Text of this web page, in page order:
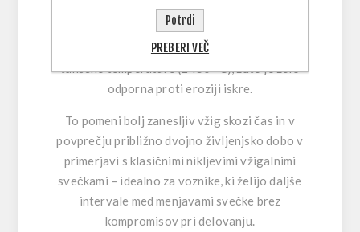
ponudbi. Na sredinski elektrodi uporablja
lasersko zvarjeno konico iz iridijeve zlitine,
izbrano zaradi izjemne trdote in zelo visoke
tališčne temperature (2450 °C), zato je zelo
odporna proti eroziji iskre.
To pomenibolj zanesljiv vžig skozi čas in v
povprečjupribližno dvojno življenjsko dobo v
primerjavi s klasičnimi nikljevimi vžigalnimi
svečkami – idealno za voznike, ki želijo daljše
intervale med menjavami svečke brez
kompromisov pri delovanju.
Potrdi
PREBERI VEČ